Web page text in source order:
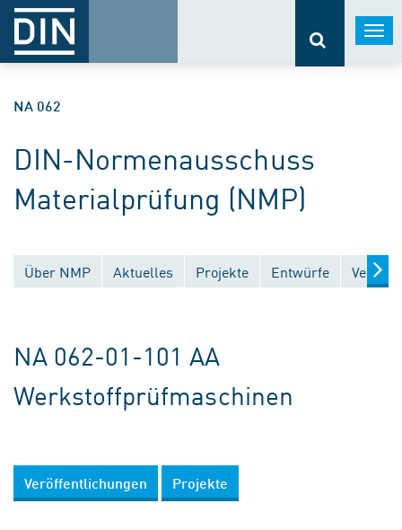
NA 062
DIN-Normenausschuss
Materialprüfung (NMP)
Über NMP Aktuelles Projekte Entwürfe
NA 062-01-101 AA
Werkstoffprüfmaschinen
Veröffentlichungen Projekte